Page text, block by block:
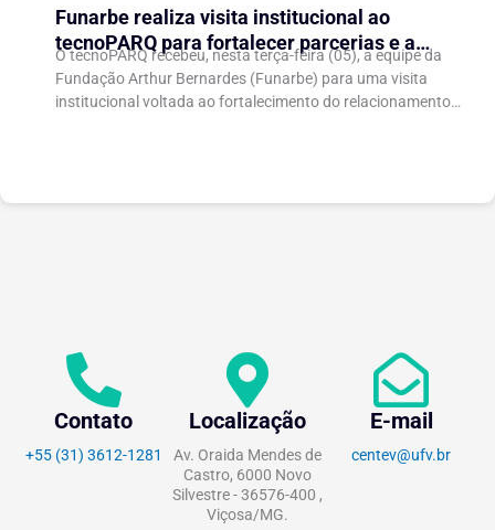
Funarbe realiza visita institucional ao
tecnoPARQ para fortalecer parcerias e a
gestão da inovação
O tecnoPARQ recebeu, nesta terça-feira (05), a equipe da
Fundação Arthur Bernardes (Funarbe) para uma visita
institucional voltada ao fortalecimento do relacionamento
Contato
+55 (31) 3612-1281
Localização
Av. Oraida Mendes de
Castro, 6000 Novo
Silvestre - 36576-400 ,
Viçosa/MG.
E-mail
centev@ufv.br